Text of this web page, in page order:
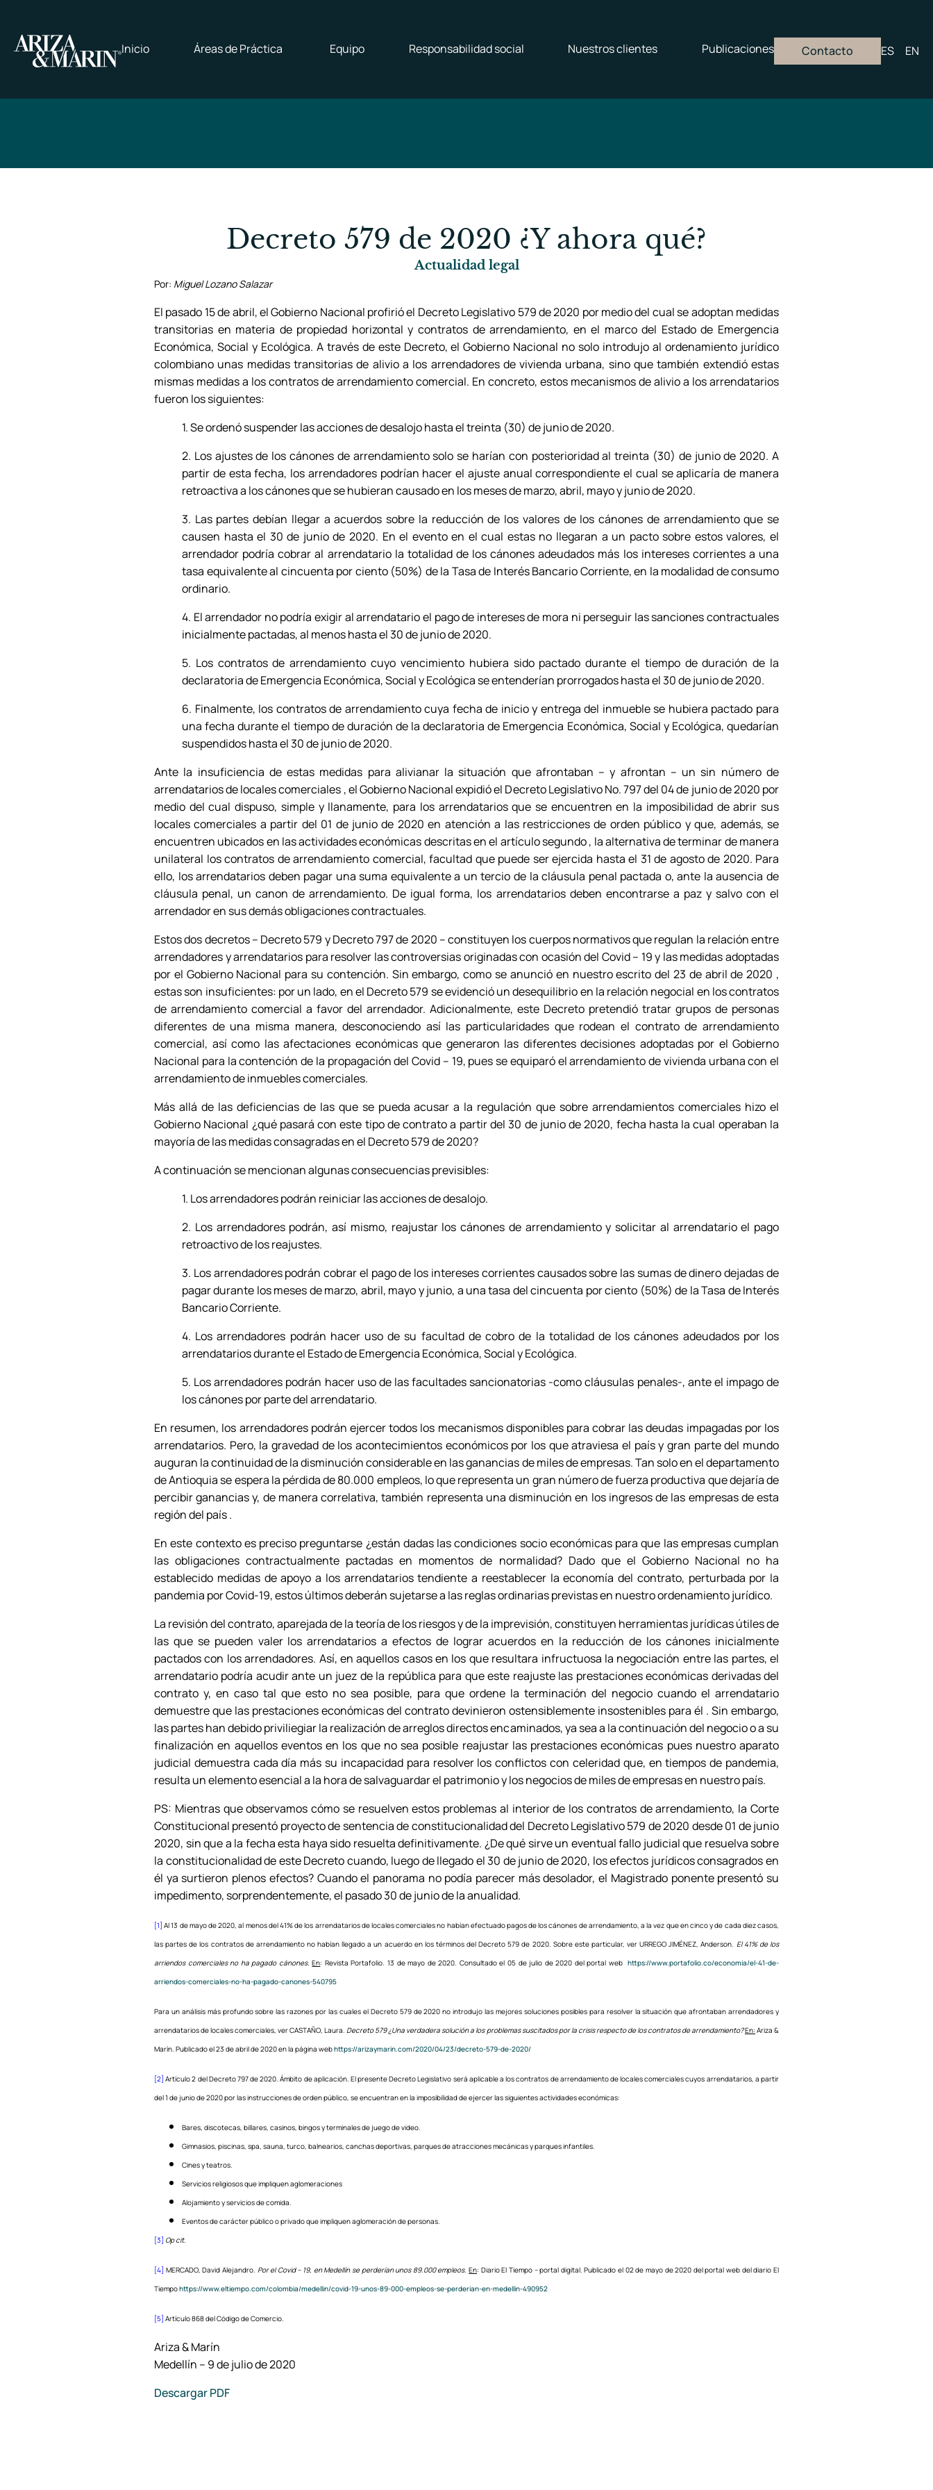
Inicio Áreas de Práctica Equipo Responsabilidad social Nuestros clientes Publicaciones Contacto ES EN
Decreto 579 de 2020 ¿Y ahora qué?
Actualidad legal
Por: Miguel Lozano Salazar
El pasado 15 de abril, el Gobierno Nacional profirió el Decreto Legislativo 579 de 2020 por medio del cual se adoptan medidas
transitorias en materia de propiedad horizontal y contratos de arrendamiento, en el marco del Estado de Emergencia
Económica, Social y Ecológica. A través de este Decreto, el Gobierno Nacional no solo introdujo al ordenamiento jurídico
colombiano unas medidas transitorias de alivio a los arrendadores de vivienda urbana, sino que también extendió estas
mismas medidas a los contratos de arrendamiento comercial. En concreto, estos mecanismos de alivio a los arrendatarios
fueron los siguientes:
1. Se ordenó suspender las acciones de desalojo hasta el treinta (30) de junio de 2020.
2. Los ajustes de los cánones de arrendamiento solo se harían con posterioridad al treinta (30) de junio de 2020. A
partir de esta fecha, los arrendadores podrían hacer el ajuste anual correspondiente el cual se aplicaría de manera
retroactiva a los cánones que se hubieran causado en los meses de marzo, abril, mayo y junio de 2020.
3. Las partes debían llegar a acuerdos sobre la reducción de los valores de los cánones de arrendamiento que se
causen hasta el 30 de junio de 2020. En el evento en el cual estas no llegaran a un pacto sobre estos valores, el
arrendador podría cobrar al arrendatario la totalidad de los cánones adeudados más los intereses corrientes a una
tasa equivalente al cincuenta por ciento (50%) de la Tasa de Interés Bancario Corriente, en la modalidad de consumo
ordinario.
4. El arrendador no podría exigir al arrendatario el pago de intereses de mora ni perseguir las sanciones contractuales
inicialmente pactadas, al menos hasta el 30 de junio de 2020.
5. Los contratos de arrendamiento cuyo vencimiento hubiera sido pactado durante el tiempo de duración de la
declaratoria de Emergencia Económica, Social y Ecológica se entenderían prorrogados hasta el 30 de junio de 2020.
6. Finalmente, los contratos de arrendamiento cuya fecha de inicio y entrega del inmueble se hubiera pactado para
una fecha durante el tiempo de duración de la declaratoria de Emergencia Económica, Social y Ecológica, quedarían
suspendidos hasta el 30 de junio de 2020.
Ante la insuficiencia de estas medidas para alivianar la situación que afrontaban – y afrontan – un sin número de
arrendatarios de locales comerciales , el Gobierno Nacional expidió el Decreto Legislativo No. 797 del 04 de junio de 2020 por
medio del cual dispuso, simple y llanamente, para los arrendatarios que se encuentren en la imposibilidad de abrir sus
locales comerciales a partir del 01 de junio de 2020 en atención a las restricciones de orden público y que, además, se
encuentren ubicados en las actividades económicas descritas en el artículo segundo , la alternativa de terminar de manera
unilateral los contratos de arrendamiento comercial, facultad que puede ser ejercida hasta el 31 de agosto de 2020. Para
ello, los arrendatarios deben pagar una suma equivalente a un tercio de la cláusula penal pactada o, ante la ausencia de
cláusula penal, un canon de arrendamiento. De igual forma, los arrendatarios deben encontrarse a paz y salvo con el
arrendador en sus demás obligaciones contractuales.
Estos dos decretos – Decreto 579 y Decreto 797 de 2020 – constituyen los cuerpos normativos que regulan la relación entre
arrendadores y arrendatarios para resolver las controversias originadas con ocasión del Covid – 19 y las medidas adoptadas
por el Gobierno Nacional para su contención. Sin embargo, como se anunció en nuestro escrito del 23 de abril de 2020 ,
estas son insuficientes: por un lado, en el Decreto 579 se evidenció un desequilibrio en la relación negocial en los contratos
de arrendamiento comercial a favor del arrendador. Adicionalmente, este Decreto pretendió tratar grupos de personas
diferentes de una misma manera, desconociendo así las particularidades que rodean el contrato de arrendamiento
comercial, así como las afectaciones económicas que generaron las diferentes decisiones adoptadas por el Gobierno
Nacional para la contención de la propagación del Covid – 19, pues se equiparó el arrendamiento de vivienda urbana con el
arrendamiento de inmuebles comerciales.
Más allá de las deficiencias de las que se pueda acusar a la regulación que sobre arrendamientos comerciales hizo el
Gobierno Nacional ¿qué pasará con este tipo de contrato a partir del 30 de junio de 2020, fecha hasta la cual operaban la
mayoría de las medidas consagradas en el Decreto 579 de 2020?
A continuación se mencionan algunas consecuencias previsibles:
1. Los arrendadores podrán reiniciar las acciones de desalojo.
2. Los arrendadores podrán, así mismo, reajustar los cánones de arrendamiento y solicitar al arrendatario el pago
retroactivo de los reajustes.
3. Los arrendadores podrán cobrar el pago de los intereses corrientes causados sobre las sumas de dinero dejadas de
pagar durante los meses de marzo, abril, mayo y junio, a una tasa del cincuenta por ciento (50%) de la Tasa de Interés
Bancario Corriente.
4. Los arrendadores podrán hacer uso de su facultad de cobro de la totalidad de los cánones adeudados por los
arrendatarios durante el Estado de Emergencia Económica, Social y Ecológica.
5. Los arrendadores podrán hacer uso de las facultades sancionatorias -como cláusulas penales-, ante el impago de
los cánones por parte del arrendatario.
En resumen, los arrendadores podrán ejercer todos los mecanismos disponibles para cobrar las deudas impagadas por los
arrendatarios. Pero, la gravedad de los acontecimientos económicos por los que atraviesa el país y gran parte del mundo
auguran la continuidad de la disminución considerable en las ganancias de miles de empresas. Tan solo en el departamento
de Antioquia se espera la pérdida de 80.000 empleos, lo que representa un gran número de fuerza productiva que dejaría de
percibir ganancias y, de manera correlativa, también representa una disminución en los ingresos de las empresas de esta
región del país .
En este contexto es preciso preguntarse ¿están dadas las condiciones socio económicas para que las empresas cumplan
las obligaciones contractualmente pactadas en momentos de normalidad? Dado que el Gobierno Nacional no ha
establecido medidas de apoyo a los arrendatarios tendiente a reestablecer la economía del contrato, perturbada por la
pandemia por Covid-19, estos últimos deberán sujetarse a las reglas ordinarias previstas en nuestro ordenamiento jurídico.
La revisión del contrato, aparejada de la teoría de los riesgos y de la imprevisión, constituyen herramientas jurídicas útiles de
las que se pueden valer los arrendatarios a efectos de lograr acuerdos en la reducción de los cánones inicialmente
pactados con los arrendadores. Así, en aquellos casos en los que resultara infructuosa la negociación entre las partes, el
arrendatario podría acudir ante un juez de la república para que este reajuste las prestaciones económicas derivadas del
contrato y, en caso tal que esto no sea posible, para que ordene la terminación del negocio cuando el arrendatario
demuestre que las prestaciones económicas del contrato devinieron ostensiblemente insostenibles para él . Sin embargo,
las partes han debido priviliegiar la realización de arreglos directos encaminados, ya sea a la continuación del negocio o a su
finalización en aquellos eventos en los que no sea posible reajustar las prestaciones económicas pues nuestro aparato
judicial demuestra cada día más su incapacidad para resolver los conflictos con celeridad que, en tiempos de pandemia,
resulta un elemento esencial a la hora de salvaguardar el patrimonio y los negocios de miles de empresas en nuestro país.
PS: Mientras que observamos cómo se resuelven estos problemas al interior de los contratos de arrendamiento, la Corte
Constitucional presentó proyecto de sentencia de constitucionalidad del Decreto Legislativo 579 de 2020 desde 01 de junio
2020, sin que a la fecha esta haya sido resuelta definitivamente. ¿De qué sirve un eventual fallo judicial que resuelva sobre
la constitucionalidad de este Decreto cuando, luego de llegado el 30 de junio de 2020, los efectos jurídicos consagrados en
él ya surtieron plenos efectos? Cuando el panorama no podía parecer más desolador, el Magistrado ponente presentó su
impedimento, sorprendentemente, el pasado 30 de junio de la anualidad.
[1] Al 13 de mayo de 2020, al menos del 41% de los arrendatarios de locales comerciales no habían efectuado pagos de los cánones de arrendamiento, a la vez que en cinco y de cada diez casos,
las partes de los contratos de arrendamiento no habían llegado a un acuerdo en los términos del Decreto 579 de 2020. Sobre este particular, ver URREGO JIMÉNEZ, Anderson. El 41% de los
arriendos comerciales no ha pagado cánones. En: Revista Portafolio. 13 de mayo de 2020. Consultado el 05 de julio de 2020 del portal webhttps://www.portafolio.co/economia/el-41-de-
arriendos-comerciales-no-ha-pagado-canones-540795
Para un análisis más profundo sobre las razones por las cuales el Decreto 579 de 2020 no introdujo las mejores soluciones posibles para resolver la situación que afrontaban arrendadores y
arrendatarios de locales comerciales, ver CASTAÑO, Laura.Decreto 579 ¿Una verdadera solución a los problemas suscitados por la crisis respecto de los contratos de arrendamiento?En: Ariza &
Marín. Publicado el 23 de abril de 2020 en la página webhttps://arizaymarin.com/2020/04/23/decreto-579-de-2020/
[2] Artículo 2 del Decreto 797 de 2020. Ámbito de aplicación. El presente Decreto Legislativo será aplicable a los contratos de arrendamiento de locales comerciales cuyos arrendatarios, a partir
del 1 de junio de 2020 por las instrucciones de orden público, se encuentran en la imposibilidad de ejercer las siguientes actividades económicas:
Bares, discotecas, billares, casinos, bingos y terminales de juego de video.
Gimnasios, piscinas, spa, sauna, turco, balnearios, canchas deportivas, parques de atracciones mecánicas y parques infantiles.
Cines y teatros.
Servicios religiosos que impliquen aglomeraciones
Alojamiento y servicios de comida.
Eventos de carácter público o privado que impliquen aglomeración de personas.
[3] Op cit.
[4] MERCADO, David Alejandro. Por el Covid – 19, en Medellín se perderían unos 89.000 empleos.En: Diario El Tiempo – portal digital. Publicado el 02 de mayo de 2020 del portal web del diario El
Tiempohttps://www.eltiempo.com/colombia/medellin/covid-19-unos-89-000-empleos-se-perderian-en-medellin-490952
[5] Artículo 868 del Código de Comercio.
Ariza & Marín
Medellín – 9 de julio de 2020
Descargar PDF